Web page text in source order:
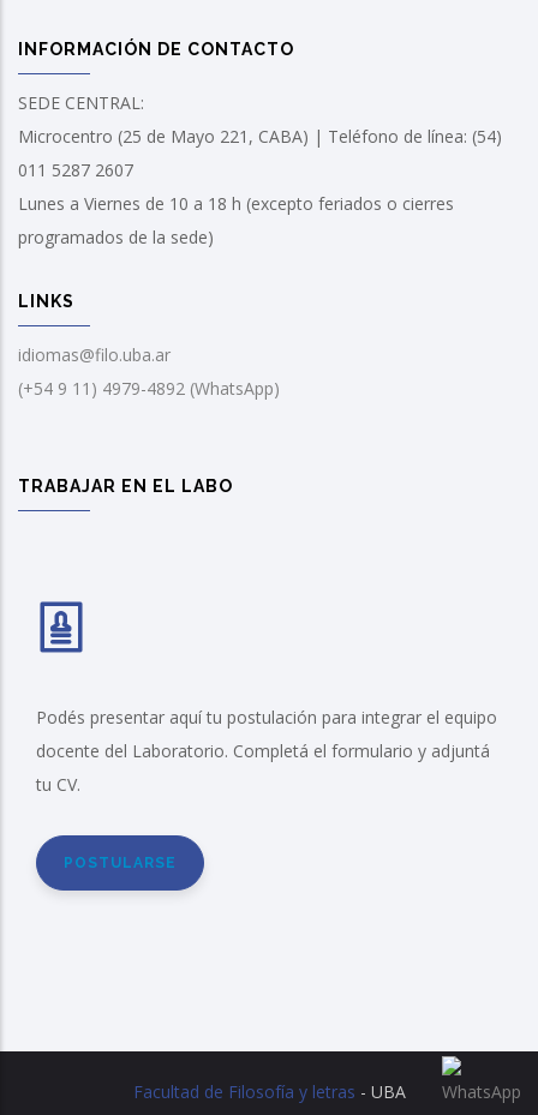
INFORMACIÓN DE CONTACTO
SEDE CENTRAL:
Microcentro (25 de Mayo 221, CABA) | Teléfono de línea: (54)
011 5287 2607
Lunes a Viernes de 10 a 18 h (excepto feriados o cierres
programados de la sede)
LINKS
idiomas@filo.uba.ar
(+54 9 11) 4979-4892 (WhatsApp)
TRABAJAR EN EL LABO
Podés presentar aquí tu postulación para integrar el equipo
docente del Laboratorio. Completá el formulario y adjuntá
tu CV.
POSTULARSE
Facultad de Filosofía y letras - UBA